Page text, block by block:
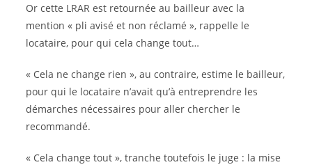
Or cette LRAR est retournée au bailleur avec la
mention « pli avisé et non réclamé », rappelle le
locataire, pour qui cela change tout…
« Cela ne change rien », au contraire, estime le bailleur,
pour qui le locataire n’avait qu’à entreprendre les
démarches nécessaires pour aller chercher le
recommandé.
« Cela change tout », tranche toutefois le juge : la mise